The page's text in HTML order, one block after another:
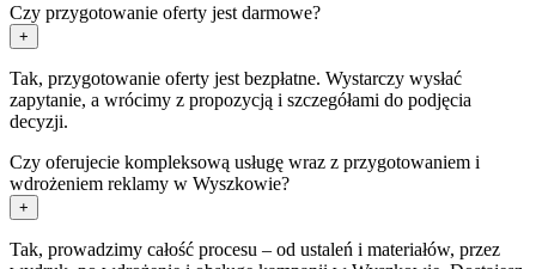
Czy przygotowanie oferty jest darmowe?
+
Tak, przygotowanie oferty jest bezpłatne. Wystarczy wysłać
zapytanie, a wrócimy z propozycją i szczegółami do podjęcia
decyzji.
Czy oferujecie kompleksową usługę wraz z przygotowaniem i
wdrożeniem reklamy w Wyszkowie?
+
Tak, prowadzimy całość procesu – od ustaleń i materiałów, przez